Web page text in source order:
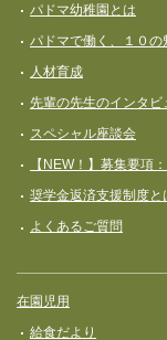
パドマ幼稚園とは
パドマで働く、１０の
人材育成
先輩の先生のインタビ
スペシャル座談会
【NEW！】募集要項
奨学⾦返済⽀援制度と
よくあるご質問
在園児用
給食だより